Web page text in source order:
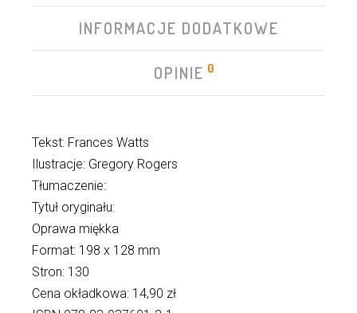
INFORMACJE DODATKOWE
OPINIE 0
Tekst: Frances Watts
Ilustracje: Gregory Rogers
Tłumaczenie:
Tytuł oryginału:
Oprawa miękka
Format: 198 x 128 mm
Stron: 130
Cena okładkowa: 14,90 zł